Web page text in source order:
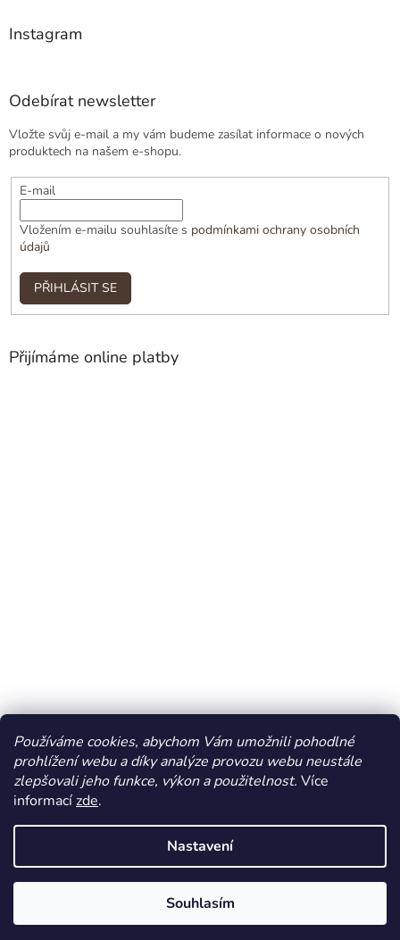
Používáme cookies, abychom Vám umožnili pohodlné
prohlížení webu a díky analýze provozu webu neustále
zlepšovali jeho funkce, výkon a použitelnost. Více
informacízde.
Nastavení
Souhlasím
Instagram
Odebírat newsletter
Vložte svůj e-mail a my vám budeme zasílat informace o nových
produktech na našem e-shopu.
E-mail
Vložením e-mailu souhlasíte s podmínkami ochrany osobních
údajů
PŘIHLÁSIT SE
Přijímáme online platby
Copyright 2026Dos Mundos. Všechna práva vyhrazena.